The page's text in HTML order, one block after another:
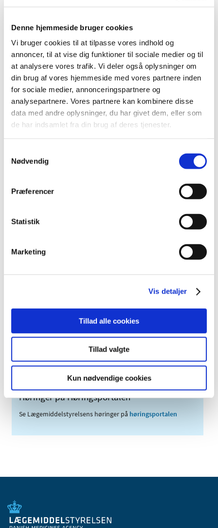
Denne hjemmeside bruger cookies
Vi bruger cookies til at tilpasse vores indhold og
annoncer, til at vise dig funktioner til sociale medier og til
at analysere vores trafik. Vi deler også oplysninger om
din brug af vores hjemmeside med vores partnere inden
for sociale medier, annonceringspartnere og
analysepartnere. Vores partnere kan kombinere disse
data med andre oplysninger, du har givet dem, eller som
de har indsamlet fra din brug af deres tjenester.
Nødvendig
Præferencer
Statistik
Marketing
Vis detaljer
Tillad alle cookies
Tillad valgte
Kun nødvendige cookies
2019 (159)
2017 (167)
2016 (167)
2015 (33)
2014 (44)
2013 (49)
2012 (44)
2011 (13)
2010 (7)
november (1)
maj (1)
marts (2)
2008 (8)
2006 (9)
Meddelelser om forsyning af medicin til mennesker og dyr
Sikkerhedsmeddelelser om medicinsk udstyr
Høringer på Høringsportalen
Se Lægemiddelstyrelsens høringer på høringsportalen